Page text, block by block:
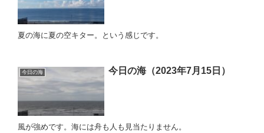
夏の海に夏の空キター。という感じです。
今日の海 今日の海（2023年7月15日）
風が強めです。海には舟も人も見当たりません。